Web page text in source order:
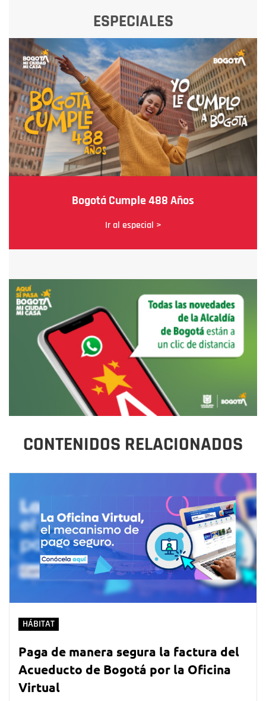
ESPECIALES
Bogotá Cumple 488 Años
Ir al especial >
CONTENIDOS RELACIONADOS
HÁBITAT
Paga de manera segura la factura del
Acueducto de Bogotá por la Oficina
Virtual